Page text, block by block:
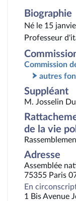
Biographie
Né le 15
Professeur
Commission
autres
Suppléant
M. Josselin
de la vie
Adresse
Assemblée
75355 Paris
En
1 Bis Avenue